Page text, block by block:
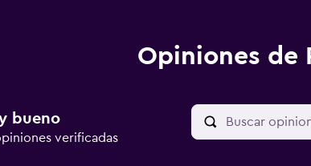
Opiniones de
bueno
verificadas